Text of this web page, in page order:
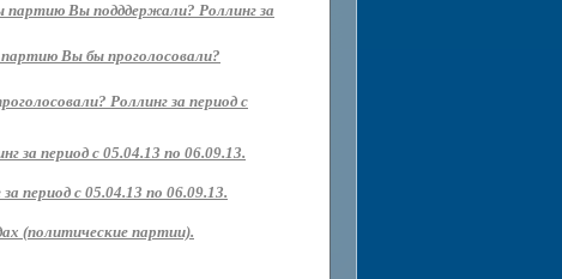
партию Вы подддержали? Роллинг за
Вы бы проголосовали?
Роллинг за период с
за период с 05.04.13 по 06.09.13.
период с 05.04.13 по 06.09.13.
(политические партии).